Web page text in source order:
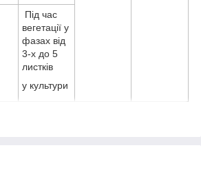
Під час
вегетації у
фазах від
3-х до 5
листків
у культури